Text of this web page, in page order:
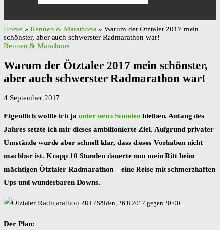
Home » Rennen & Marathons » Warum der Ötztaler 2017 mein
schönster, aber auch schwerster Radmarathon war!
Rennen & Marathons
Warum der Ötztaler 2017 mein schönster,
aber auch schwerster Radmarathon war!
4 September 2017
Eigentlich wollte ich ja unter neun Stunden bleiben. Anfang des
Jahres setzte ich mir dieses ambitionierte Ziel. Aufgrund privater
Umstände wurde aber schnell klar, dass dieses Vorhaben nicht
machbar ist. Knapp 10 Stunden dauerte nun mein Ritt beim
mächtigen Ötztaler Radmarathon – eine Reise mit schmerzhaften
Ups und wunderbaren Downs.
Sölden, 26.8.2017 gegen 20:00…
Der Plan: